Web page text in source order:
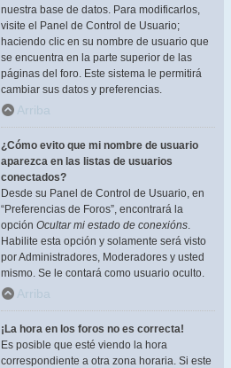
nuestra base de datos. Para modificarlos,
visite el Panel de Control de Usuario;
haciendo clic en su nombre de usuario que
se encuentra en la parte superior de las
páginas del foro. Este sistema le permitirá
cambiar sus datos y preferencias.
Arriba
¿Cómo evito que mi nombre de usuario
aparezca en las listas de usuarios
conectados?
Desde su Panel de Control de Usuario, en
“Preferencias de Foros”, encontrará la
opción Ocultar mi estado de conexións.
Habilite esta opción y solamente será visto
por Administradores, Moderadores y usted
mismo. Se le contará como usuario oculto.
Arriba
¡La hora en los foros no es correcta!
Es posible que esté viendo la hora
correspondiente a otra zona horaria. Si este